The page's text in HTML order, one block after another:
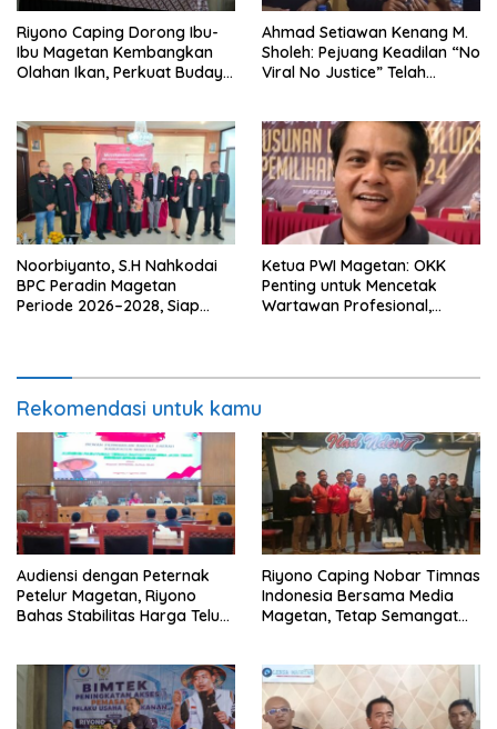
Riyono Caping Dorong Ibu-
Ibu Magetan Kembangkan
Olahan Ikan, Perkuat Budaya
Ahmad Setiawan Kenang M.
Sholeh: Pejuang Keadilan “No
Viral No Justice” Telah
Noorbiyanto, S.H Nahkodai
BPC Peradin Magetan
Periode 2026–2028, Siap
Ketua PWI Magetan: OKK
Penting untuk Mencetak
Wartawan Profesional,
Rekomendasi untuk kamu
Audiensi dengan Peternak
Petelur Magetan, Riyono
Bahas Stabilitas Harga Telur
Riyono Caping Nobar Timnas
Indonesia Bersama Media
Magetan, Tetap Semangat